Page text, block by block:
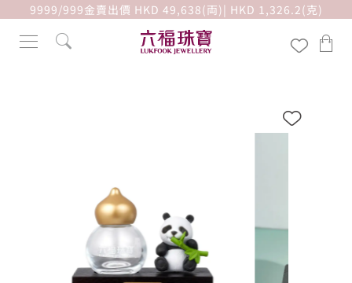
9999/999金賣出價 HKD 49,638(両)| HKD 1,326.2(克)